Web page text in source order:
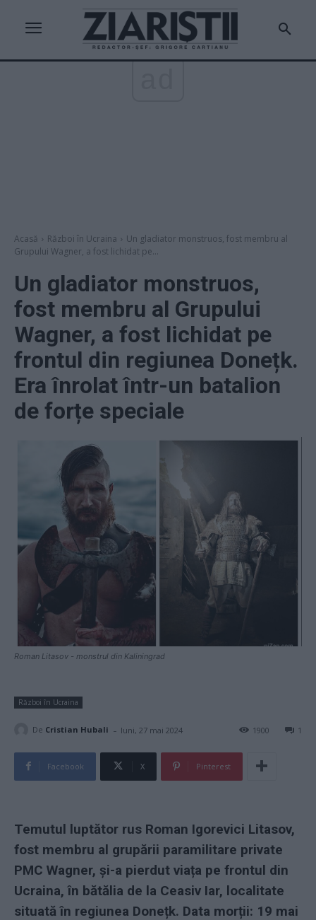
Acasă Război în Ucraina
Un gladiator monstruos, fost membru al
Grupului Wagner, a fost lichidat pe...
Un gladiator monstruos,
fost membru al Grupului
Wagner, a fost lichidat pe
frontul din regiunea Donețk.
Era înrolat într-un batalion
de forțe speciale
Roman Litasov - monstrul din Kaliningrad
Război în Ucraina
De Cristian Hubali - luni, 27 mai 2024 1
1900
Facebook X Pinterest
Temutul luptător rus Roman Igorevici Litasov,
fost membru al grupării paramilitare private
PMC Wagner, și-a pierdut viața pe frontul din
Ucraina, în bătălia de la Ceasiv Iar, localitate
situată în regiunea Donețk. Data morții: 19 mai